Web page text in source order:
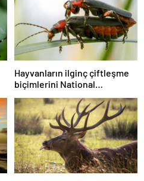
Hayvanların ilginç çiftleşme
biçimlerini National
Geographic görüntüledi.